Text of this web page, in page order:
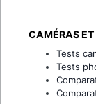
CAMÉRAS
Tests
Tests